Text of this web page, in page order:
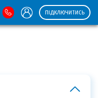
ПІДКЛЮЧИТИСЬ